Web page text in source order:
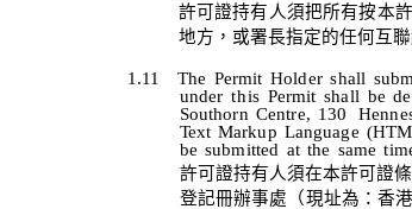
許可證持有人須把所有按本
地方，或署長指定的任何互
1.11 The Permit Holder shall
under this Permit shall be
Southorn Centre, 130
Text Markup Language
be submitted at the same
許可證持有人須在本許可證
登記冊辦事處 （現址為：香